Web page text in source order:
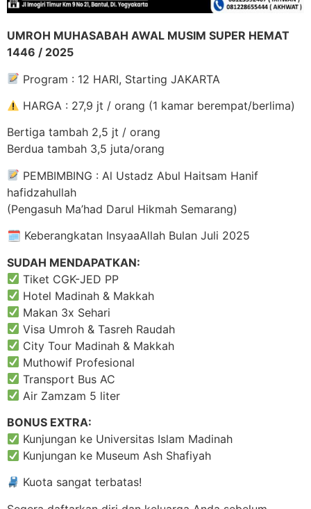
UMROH MUHASABAH AWAL MUSIM SUPER HEMAT
1446 / 2025
Program : 12 HARI, Starting JAKARTA
HARGA : 27,9 jt / orang (1 kamar berempat/berlima)
Bertiga tambah 2,5 jt / orang
Berdua tambah 3,5 juta/orang
PEMBIMBING : Al Ustadz Abul Haitsam Hanif
hafidzahullah
(Pengasuh Ma’had Darul Hikmah Semarang)
🗓 Keberangkatan InsyaaAllah Bulan Juli 2025
SUDAH MENDAPATKAN:
Tiket CGK-JED PP
Hotel Madinah & Makkah
Makan 3x Sehari
Visa Umroh & Tasreh Raudah
City Tour Madinah & Makkah
Muthowif Profesional
Transport Bus AC
Air Zamzam 5 liter
BONUS EXTRA:
Kunjungan ke Universitas Islam Madinah
Kunjungan ke Museum Ash Shafiyah
Kuota sangat terbatas!